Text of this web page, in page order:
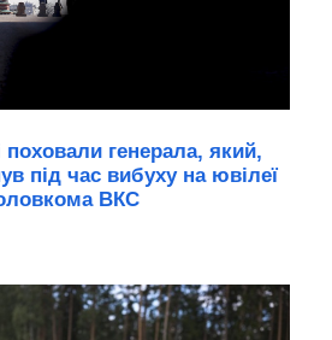
генерала, який,
під час вибуху на ювілеї
ВКС